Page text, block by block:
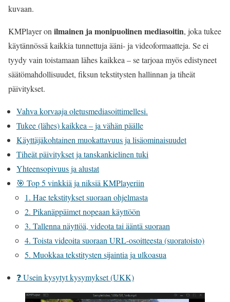
kuvaan.
KMPlayer on ilmainen ja monipuolinen mediasoitin, joka tukee
käytännössä kaikkia tunnettuja ääni- ja videoformaatteja. Se ei
tyydy vain toistamaan lähes kaikkea – se tarjoaa myös edistyneet
säätömahdollisuudet, fiksun tekstitysten hallinnan ja tiheät
päivitykset.
Vahva korvaaja oletusmediasoittimellesi.
Tukee (lähes) kaikkea – ja vähän päälle
Käyttäjäkohtainen muokattavuus ja lisäominaisuudet
Tiheät päivitykset ja tanskankielinen tuki
Yhteensopivuus ja alustat
🎯 Top 5 vinkkiä ja niksiä KMPlayeriin
1. Hae tekstitykset suoraan ohjelmasta
2. Pikanäppäimet nopeaan käyttöön
3. Tallenna näyttöä, videota tai ääntä suoraan
4. Toista videoita suoraan URL-osoitteesta (suoratoisto)
5. Muokkaa tekstitysten sijaintia ja ulkoasua
❓ Usein kysytyt kysymykset (UKK)